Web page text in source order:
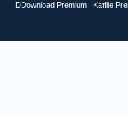
DDownload Premium | Katfile